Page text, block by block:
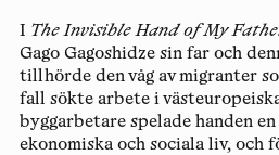
I The Invisible Hand of My
Gago Gagoshidze sin far och
tillhörde den våg av migranter
fall sökte arbete i
byggarbetare spelade handen
ekonomiska och sociala liv, och